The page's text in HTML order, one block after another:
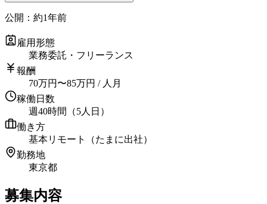
公開： 約1年前
雇用形態
業務委託・フリーランス
報酬
70万円 〜85万円 / 人月
稼働日数
週40時間（5人日）
働き方
基本リモート（たまに出社）
勤務地
東京都
募集内容